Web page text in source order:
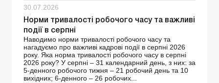
30.07.2026
Норми тривалості робочого часу та важливі
події в серпні
Наводимо норми тривалості робочого часу та
нагадуємо про важливі кадрові події в серпні 2026
року. Яка норма тривалості робочого часу в серпні
2026 року? У серпні – 31 календарний день, з них: за
5-денного робочого тижня – 21 робочий день та 10
вихідних; 6-денного – 26 робочих...